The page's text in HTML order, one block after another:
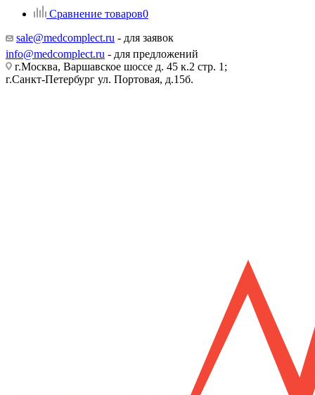
Сравнение товаров0
sale@medcomplect.ru - для заявок
info@medcomplect.ru - для предложений
г.Москва, Варшавское шоссе д. 45 к.2 стр. 1;
г.Санкт-Петербург ул. Портовая, д.15б.